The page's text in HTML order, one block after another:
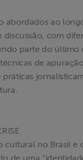
abordados ao
discussão, com
parte do último
de
cultural no Brasil e
de uma